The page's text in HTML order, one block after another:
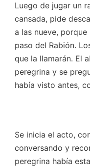
Luego de jugar un
cansada, pide
a las nueve,
paso del Rabión.
que la llamarán. El
peregrina y se
había visto antes,
Se inicia el acto,
conversando y
peregrina había